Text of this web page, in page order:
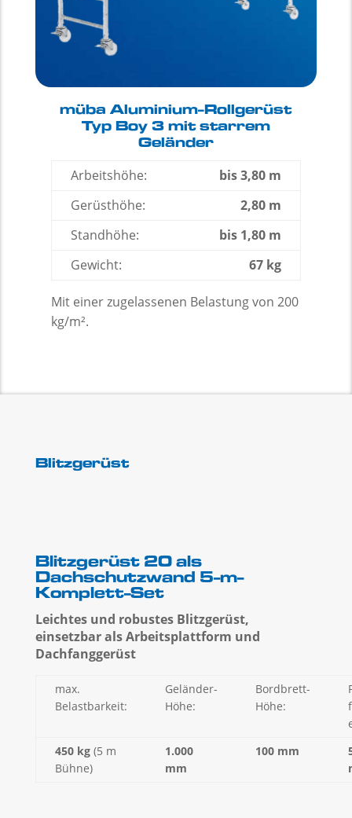
müba Aluminium-Rollgerüst
Typ Boy 3 mit starrem
Geländer
Arbeitshöhe:
bis 3,80 m
Gerüsthöhe:
2,80 m
Standhöhe:
bis 1,80 m
Gewicht:
67 kg
Mit einer zugelassenen Belastung von 200
kg/m².
Blitzgerüst
Blitzgerüst 20 als
Dachschutzwand 5-m-
Komplett-Set
Leichtes und robustes Blitzgerüst,
einsetzbar als Arbeitsplattform und
Dachfanggerüst
max.
Belastbarkeit:
Geländer-
Höhe:
Bordbrett-
Höhe:
450 kg(5 m
Bühne)
1.000
mm
100 mm